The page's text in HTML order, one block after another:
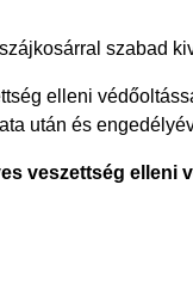
szabad
elleni
után és
veszettség elleni